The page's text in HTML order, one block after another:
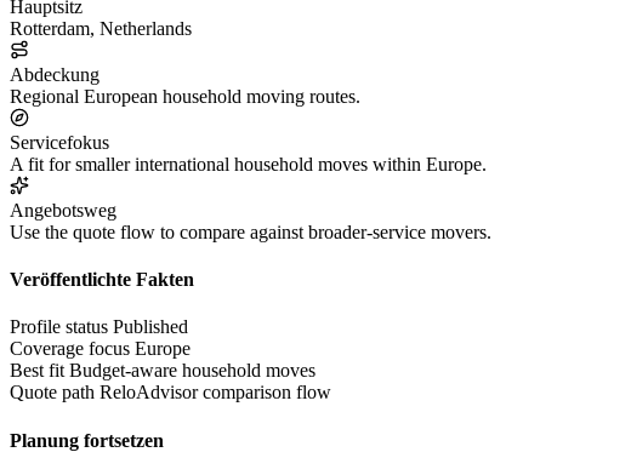
Hauptsitz
Rotterdam, Netherlands
Abdeckung
Regional European household moving routes.
Servicefokus
A fit for smaller international household moves within Europe.
Angebotsweg
Use the quote flow to compare against broader-service movers.
Veröffentlichte Fakten
Profile status Published
Coverage focus Europe
Best fit Budget-aware household moves
Quote path ReloAdvisor comparison flow
Planung fortsetzen